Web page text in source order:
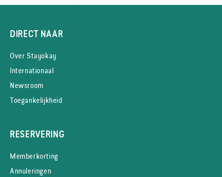
DIRECT NAAR
Over Stayokay
Internationaal
Newsroom
Toegankelijkheid
RESERVERING
Memberkorting
Annuleringen